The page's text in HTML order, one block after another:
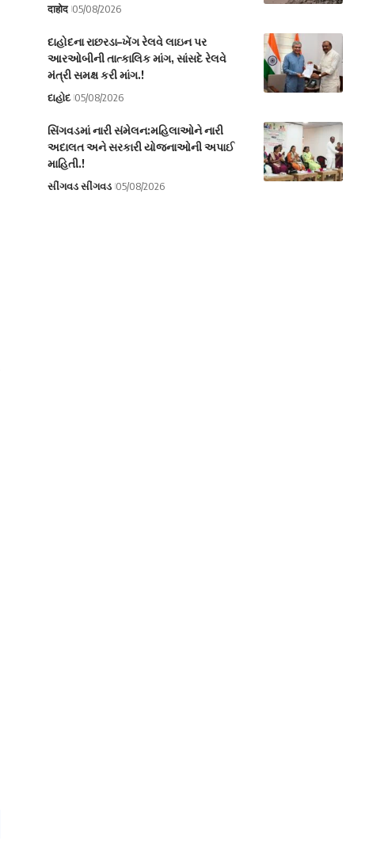
दाहोद 05/08/2026
દાહોદના રાછરડા–ખેંગ રેલવે લાઇન પર
આરઓબીની તાત્કાલિક માંગ, સાંસદે રેલવે
મંત્રી સમક્ષ કરી માંગ.!
દાહોદ 05/08/2026
સિંગવડમાં નારી સંમેલન:મહિલાઓને નારી
અદાલત અને સરકારી યોજનાઓની અપાઈ
માહિતી.!
સીંગવડ સીંગવડ 05/08/2026